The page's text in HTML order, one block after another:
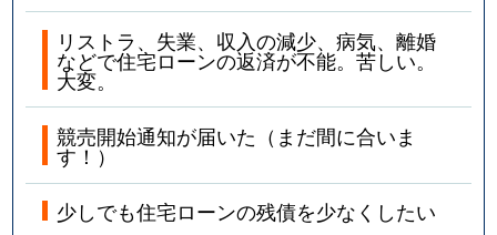
リストラ、失業、収入の減少、病気、離婚
などで住宅ローンの返済が不能。苦しい。
大変。
競売開始通知が届いた（まだ間に合いま
す！）
少しでも住宅ローンの残債を少なくしたい